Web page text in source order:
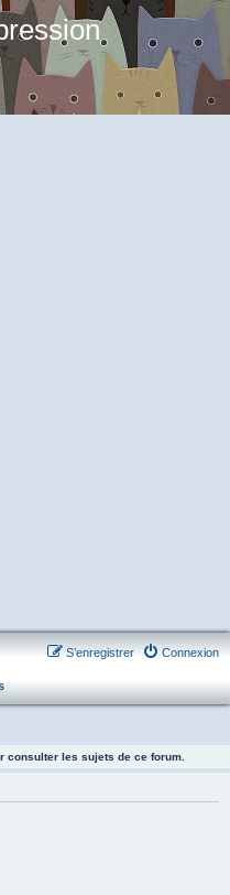
Connexion
S’enregistrer
consulter les sujets de ce forum.